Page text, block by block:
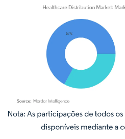
Imagem © Mordor Intelligence. O reuso